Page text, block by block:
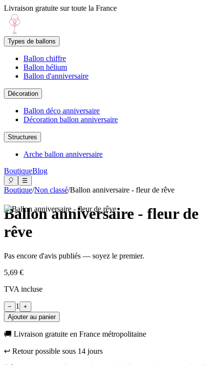
Livraison gratuite sur toute la France
Types de ballons
Ballon chiffre
Ballon hélium
Ballon d'anniversaire
Décoration
Ballon déco anniversaire
Décoration ballon anniversaire
Structures
Arche ballon anniversaire
BoutiqueBlog
🎈 ☰
Boutique/Non classé/Ballon anniversaire - fleur de rêve
Ballon anniversaire - fleur de
rêve
Pas encore d'avis publiés — soyez le premier.
5,69 €
TVA incluse
− 1
+
Ajouter au panier
🚚 Livraison gratuite en France métropolitaine
↩︎ Retour possible sous 14 jours